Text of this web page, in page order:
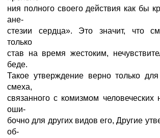
ния полного своего действия как бы
ане-
стезии сердца». Это значит, что
только
став на время жестоким,
беде.
Такое утверждение верно только
смеха,
связанного с комизмом человеческих
оши-
бочно для других видов его, Другие
об-